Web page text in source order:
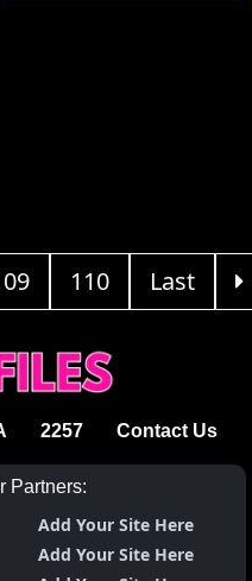
110 Last
2257 Contact Us
Partners:
Add Your Site Here
Add Your Site Here